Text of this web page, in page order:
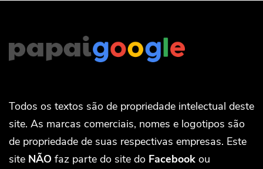
Todos os textos são de propriedade intelectual deste
site. As marcas comerciais, nomes e logotipos são
de propriedade de suas respectivas empresas. Este
site NÃO faz parte do site do Facebook ou